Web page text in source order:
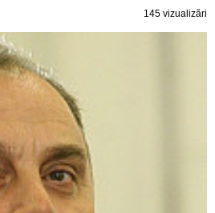
145 vizualizări